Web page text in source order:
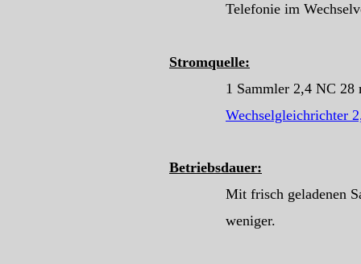
Telefonie im
Stromquelle:
1 Sammler 2,4 NC 28 mit
Wechselgleichrichter
Betriebsdauer:
Mit frisch geladenen
weniger.